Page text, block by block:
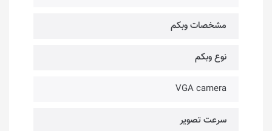
مشخصات وبکم
نوع وبکم
VGA camera
سرعت تصویر